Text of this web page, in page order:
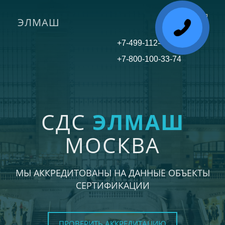
Toggle
ЭЛМАШ
СДС ЭЛМАШ
МОСКВА
МЫ АККРЕДИТОВАНЫ НА ДАННЫЕ ОБЪЕКТЫ
СЕРТИФИКАЦИИ
+7-499-112-45-81
+7-800-100-33-74